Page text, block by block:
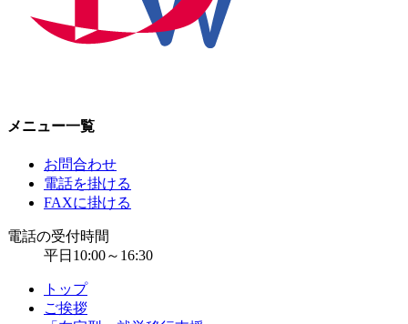
メニュー一覧
お問合わせ
電話を掛ける
FAXに掛ける
電話の受付時間
平日10:00～16:30
トップ
ご挨拶